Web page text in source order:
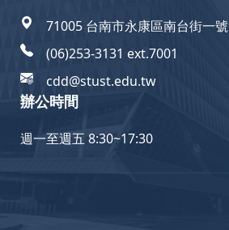
71005 台南市永康區南台街一號
(06)253-3131 ext.7001
cdd@stust.edu.tw
辦公時間
週一至週五 8:30~17:30